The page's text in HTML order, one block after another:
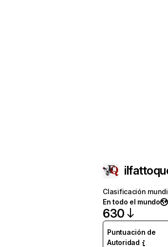
Clasificación
En todo el mundo
630
Puntuación de
Autoridad